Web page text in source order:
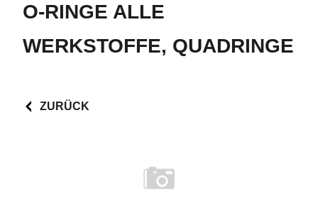
O-RINGE ALLE
WERKSTOFFE, QUADRINGE
ZURÜCK